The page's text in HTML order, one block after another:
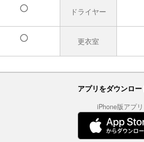
ドライヤー
更衣室
アプリをダウンロー
iPhone版アプリ